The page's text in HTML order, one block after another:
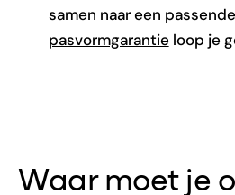
samen naar een
pasvormgarantieloop je
Waar moet je